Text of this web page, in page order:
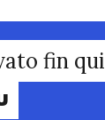
fin qui